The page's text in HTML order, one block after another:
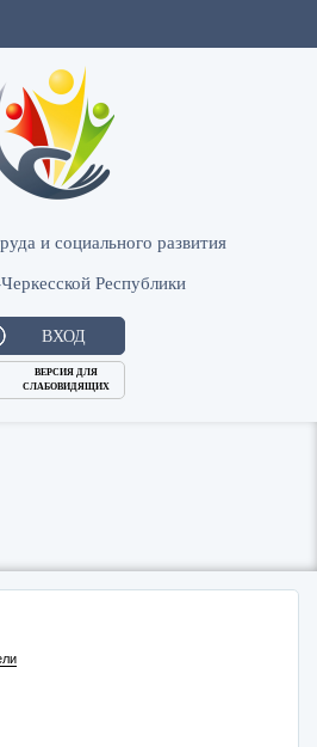
и социального развития
Республики
ВХОД
ВЕРСИЯ ДЛЯ
СЛАБОВИДЯЩИХ